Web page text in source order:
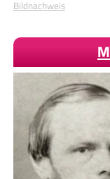
Bildnachweis